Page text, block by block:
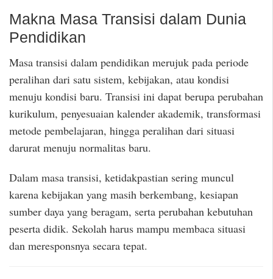
Makna Masa Transisi dalam Dunia
Pendidikan
Masa transisi dalam pendidikan merujuk pada periode
peralihan dari satu sistem, kebijakan, atau kondisi
menuju kondisi baru. Transisi ini dapat berupa perubahan
kurikulum, penyesuaian kalender akademik, transformasi
metode pembelajaran, hingga peralihan dari situasi
darurat menuju normalitas baru.
Dalam masa transisi, ketidakpastian sering muncul
karena kebijakan yang masih berkembang, kesiapan
sumber daya yang beragam, serta perubahan kebutuhan
peserta didik. Sekolah harus mampu membaca situasi
dan meresponsnya secara tepat.